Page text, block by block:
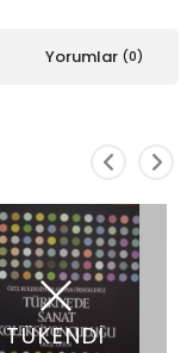
Yorumlar (0)
TÜKENDİ